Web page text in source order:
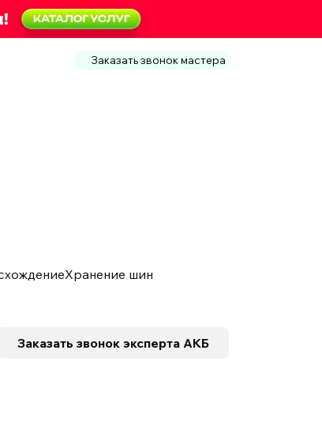
Заказать звонок мастера
Хранение шин
Заказать звонок эксперта АКБ